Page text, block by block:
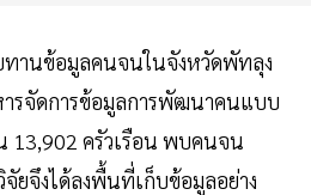
านข้อมูลคนจนในจังหวัดพัทลุง
รจัดการข้อมูลการพัฒนาคนแบบ
13,902 ครัวเรือน พบคนจน
ยจึงได้ลงพื้นที่เก็บข้อมูลอย่าง